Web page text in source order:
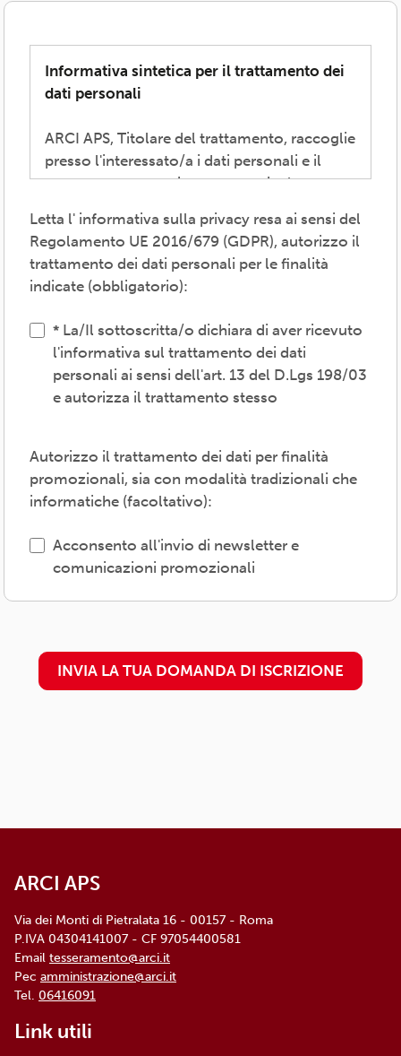
Informativa sintetica per il trattamento dei
dati personali
ARCI APS, Titolare del trattamento, raccoglie
presso l'interessato/a i dati personali e il
consenso necessari per consentire la
perseguire i valori propri del movimento
ARCI e affermati negli atti associativi
fondamentali -anche mediante attività,
convenzioni e servizi-, provvedere agli
vigenti, inviare comunicazioni promozionali.
Il trattamento verrà effettuato: con modalità
cartacea e/o informatica; in modo lecito,
interni e/o comunicando i dati a soggetti
esterni (amministrazioni/autorità; fornitori di
specifici servizi di supporto -es. consulenza
promossi, partecipati o convenzionati).
o limitazione degli stessi, opposizione al
trattamento) presso il proprio
Letta l' informativa sulla privacy resa ai sensi del
Regolamento UE 2016/679 (GDPR), autorizzo il
trattamento dei dati personali per le finalità
indicate (obbligatorio):
La/Il sottoscritta/o dichiara di aver ricevuto
l'informativa sul trattamento dei dati
personali ai sensi dell'art. 13 del D.Lgs 198/03
e autorizza il trattamento stesso
Autorizzo il trattamento dei dati per finalità
promozionali, sia con modalità tradizionali che
informatiche (facoltativo):
Acconsento all'invio di newsletter e
comunicazioni promozionali
INVIA LA TUA DOMANDA DI ISCRIZIONE
ARCI APS
Via dei Monti di Pietralata 16 - 00157 - Roma
P.IVA 04304141007 - CF 97054400581
Email tesseramento@arci.it
Pec amministrazione@arci.it
Tel. 06416091
Link utili